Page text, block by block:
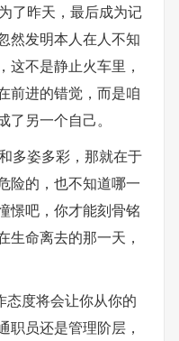
了昨天，最后成为记
然发明本人在人不知
这不是静止火车里，
前进的错觉，而是咱
另一个自己。
多姿多彩，那就在于
险的，也不知道哪一
憬吧，你才能刻骨铭
生命离去的那一天，
态度将会让你从你的
职员还是管理阶层，